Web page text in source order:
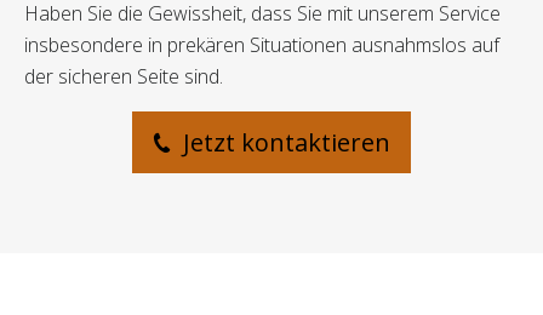
Haben Sie die Gewissheit, dass Sie mit unserem Service
insbesondere in prekären Situationen ausnahmslos auf
der sicheren Seite sind.
Jetzt kontaktieren